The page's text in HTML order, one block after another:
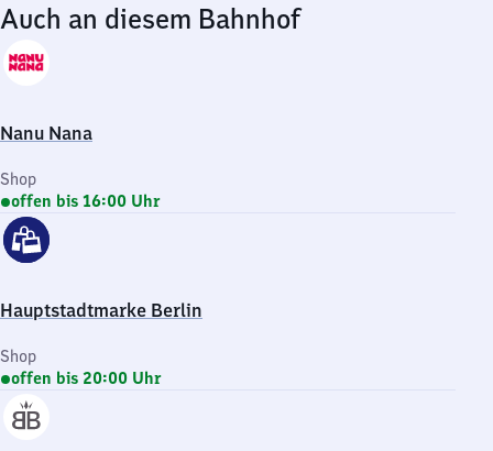
Auch an diesem Bahnhof
Nanu Nana
Shop
offen bis 16:00 Uhr
Hauptstadtmarke Berlin
Shop
offen bis 20:00 Uhr